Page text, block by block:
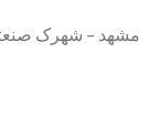
مشهد - شهرک